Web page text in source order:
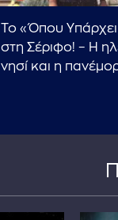
Το «Όπου Υπάρχει
στη Σέριφο! – Η
νησί και η